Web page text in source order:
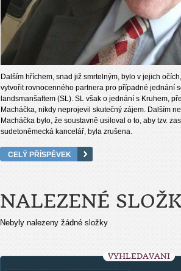
Dalším hříchem, snad již smrtelným, bylo v jejich
vytvořit rovnocenného partnera pro případné jednání
landsmanšaftem (SL). SL však o jednání s Kruhem,
Macháčka, nikdy neprojevil skutečný zájem. Dalším
Macháčka bylo, že soustavně usiloval o to, aby tzv.
sudetoněmecká kancelář, byla zrušena.
CELÝ PŘÍSPĚVEK
NALEZENÉ
Nebyly nalezeny žádné složky
VYHLEDÁVÁNÍ